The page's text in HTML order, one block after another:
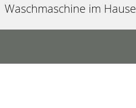
Waschmaschine im Hause